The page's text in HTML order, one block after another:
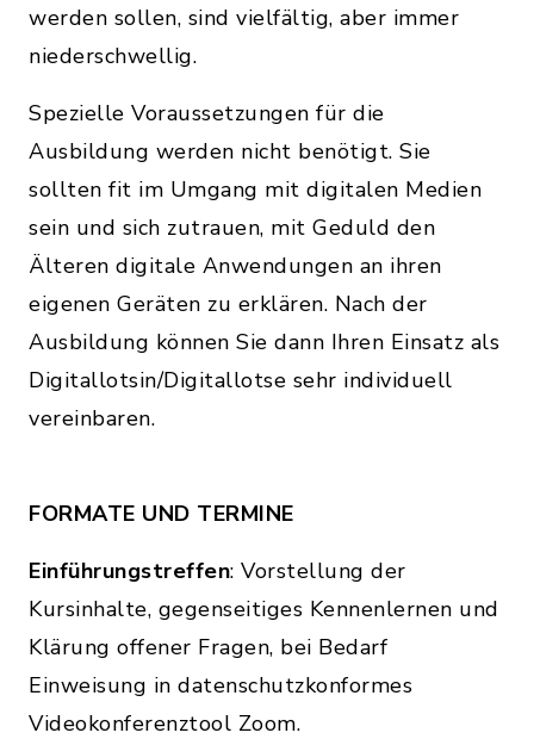
werden sollen, sind vielfältig, aber immer
niederschwellig.
Spezielle Voraussetzungen für die
Ausbildung werden nicht benötigt. Sie
sollten fit im Umgang mit digitalen Medien
sein und sich zutrauen, mit Geduld den
Älteren digitale Anwendungen an ihren
eigenen Geräten zu erklären. Nach der
Ausbildung können Sie dann Ihren Einsatz als
Digitallotsin/Digitallotse sehr individuell
vereinbaren.
FORMATE UND TERMINE
Einführungstreffen: Vorstellung der
Kursinhalte, gegenseitiges Kennenlernen und
Klärung offener Fragen, bei Bedarf
Einweisung in datenschutzkonformes
Videokonferenztool Zoom.